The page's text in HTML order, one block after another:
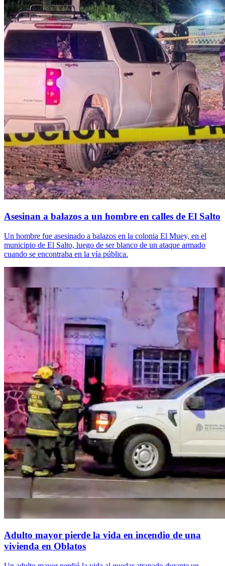
Asesinan a balazos a un hombre en calles de El Salto
Un hombre fue asesinado a balazos en la colonia El Muey, en el
municipio de El Salto, luego de ser blanco de un ataque armado
cuando se encontraba en la vía pública.
Adulto mayor pierde la vida en incendio de una
vivienda en Oblatos